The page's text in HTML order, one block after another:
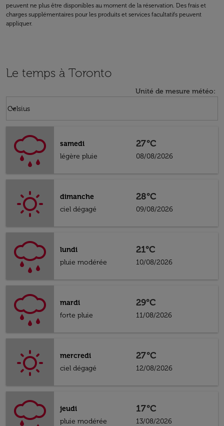
peuvent ne plus être disponibles au moment de la réservation. Des frais et
charges supplémentaires pour les produits et services facultatifs peuvent
appliquer.
Le temps à Toronto
Unité de mesure météo:
Celsius
keyboard_arrow_down
samedi
légère pluie
27°C
08/08/2026
dimanche
ciel dégagé
28°C
09/08/2026
lundi
pluie modérée
21°C
10/08/2026
mardi
forte pluie
29°C
11/08/2026
mercredi
ciel dégagé
27°C
12/08/2026
jeudi
pluie modérée
17°C
13/08/2026